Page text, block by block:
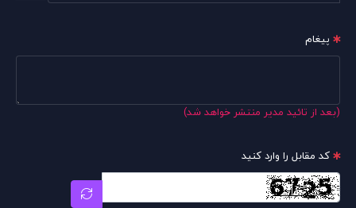
پیغام
(بعد از تائید مدیر منتشر خواهد شد)
کد مقابل را وارد کنید